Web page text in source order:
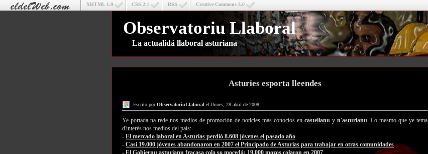
Creative Commons 3.0
RSS
CSS 2.1
XHTML 1.0
Observatoriu Llaboral
La actualidá llaboral asturiana
Asturies esporta lleendes
Escrito porObservatoriuLlaboral el llunes, 28 abril de 2008
Ye portada na rede nos medios de promoción de noticies más conocíos en castellanu y n'asturianu. Lo mesmo que ye tema
d'interés nos medios del país:
- El mercado laboral en Asturias perdió 8.608 jóvenes el pasado año
- Casi 19.000 jóvenes abandonaron en 2007 el Principado de Asturias para trabajar en otras comunidades
- El Gobiernu asturianu fracasa cola so mocedá: 19.000 mozos colaron en 2007